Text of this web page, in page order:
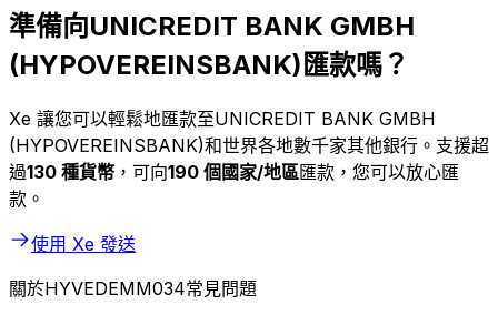
準備向UNICREDIT BANK GMBH
(HYPOVEREINSBANK)匯款嗎？
Xe 讓您可以輕鬆地匯款至UNICREDIT BANK GMBH
(HYPOVEREINSBANK)和世界各地數千家其他銀行。支援超
過130 種貨幣 ，可向190 個國家/地區匯款，您可以放心匯
款。
使用 Xe 發送
關於HYVEDEMM034常見問題